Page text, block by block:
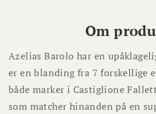
Om
Azelias Barolo har en
er en blanding fra 7 forskellige
både marker i Castiglione
som matcher hinanden på en